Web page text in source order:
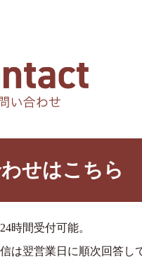
せはこちら
時間受付可能。
は翌営業日に順次回答し